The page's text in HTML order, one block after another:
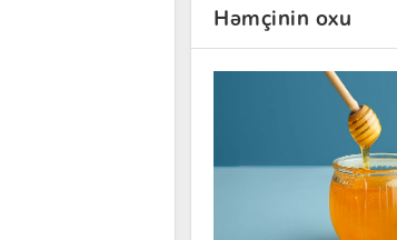
Həmçinin oxu